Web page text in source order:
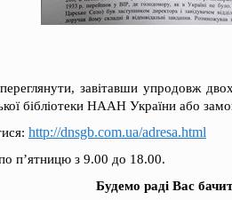
завітавши упродовж
бібліотеки НААН України або
http://dnsgb.com.ua/adresa.html
п’ятницю з 9.00 до 18.00.
Будемо раді Вас